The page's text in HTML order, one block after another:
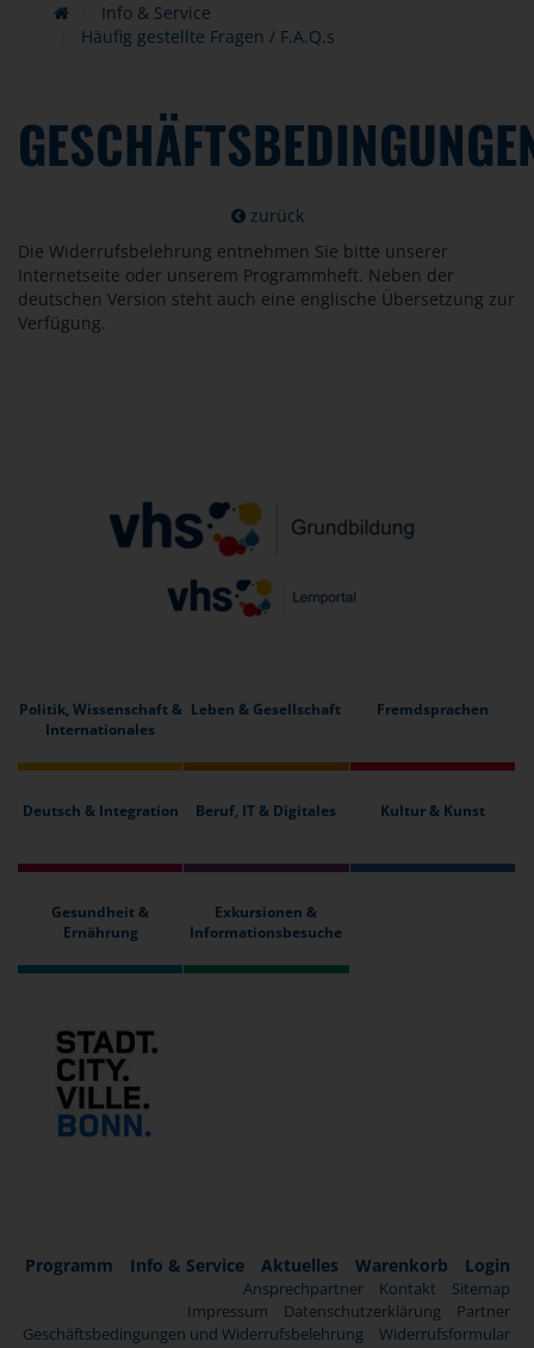
Info & Service
Häufig gestellte Fragen / F.A.Q.s
zurück
Die Widerrufsbelehrung entnehmen Sie bitte unserer
Internetseite oder unserem Programmheft. Neben der
deutschen Version steht auch eine englische Übersetzung zur
Verfügung.
Politik, Wissenschaft &
Internationales
Leben & Gesellschaft Fremdsprachen
Deutsch & Integration Beruf, IT & Digitales Kultur & Kunst
Gesundheit &
Ernährung
Exkursionen &
Informationsbesuche
Programm Info & Service Aktuelles Warenkorb Login
Ansprechpartner Kontakt
Sitemap
Impressum
Datenschutzerklärung
Partner
Geschäftsbedingungen und Widerrufsbelehrung
Widerrufsformular